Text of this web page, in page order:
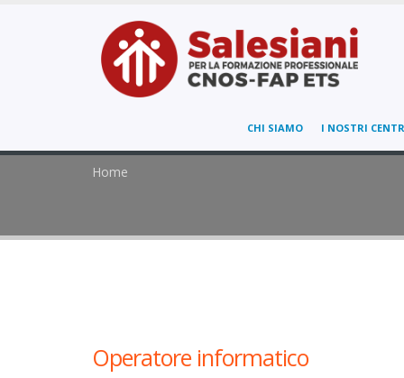
CHI SIAMO I NOSTRI
Home
Operatore informatico